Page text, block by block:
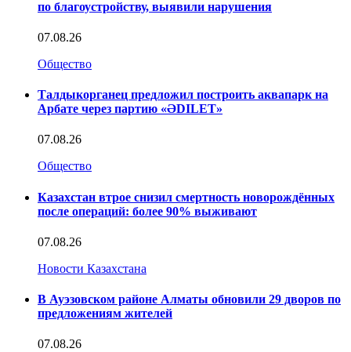
по благоустройству, выявили нарушения
07.08.26
Общество
Талдыкорганец предложил построить аквапарк на
Арбате через партию «ӘDILET»
07.08.26
Общество
Казахстан втрое снизил смертность новорождённых
после операций: более 90% выживают
07.08.26
Новости Казахстана
В Ауэзовском районе Алматы обновили 29 дворов по
предложениям жителей
07.08.26